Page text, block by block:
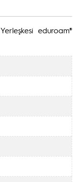
eduroam®